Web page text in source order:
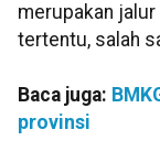
merupakan
tertentu, salah
Baca juga:
provinsi